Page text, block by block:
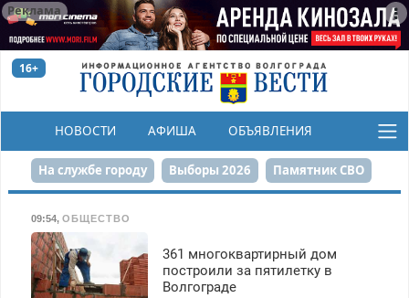
Реклама
16+
НОВОСТИ АФИША ОБЪЯВЛЕНИЯ
КОНКУРСЫ
На службе городу Выборы 2026 Памятник СВО
Набережная День Победы Реконструкция ЦПКиО
80-летие Победы Парк Героев-летчиков
09:54, ОБЩЕСТВО
361 многоквартирный дом
построили за пятилетку в
Волгограде